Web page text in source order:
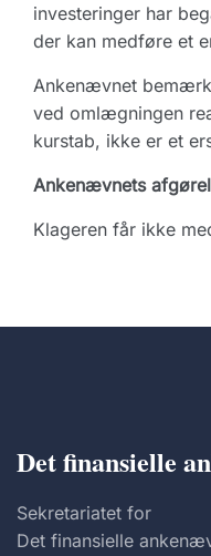
investeringer har
der kan medføre et
Ankenævnet
ved omlægningen
kurstab, ikke er et
Ankenævnets
Klageren får ikke
Det finansielle
Sekretariatet for
Det finansielle